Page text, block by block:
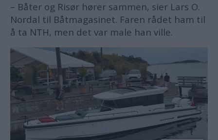
– Båter og Risør hører sammen, sier Lars O.
Nordal til Båtmagasinet. Faren rådet ham til
å ta NTH, men det var male han ville.